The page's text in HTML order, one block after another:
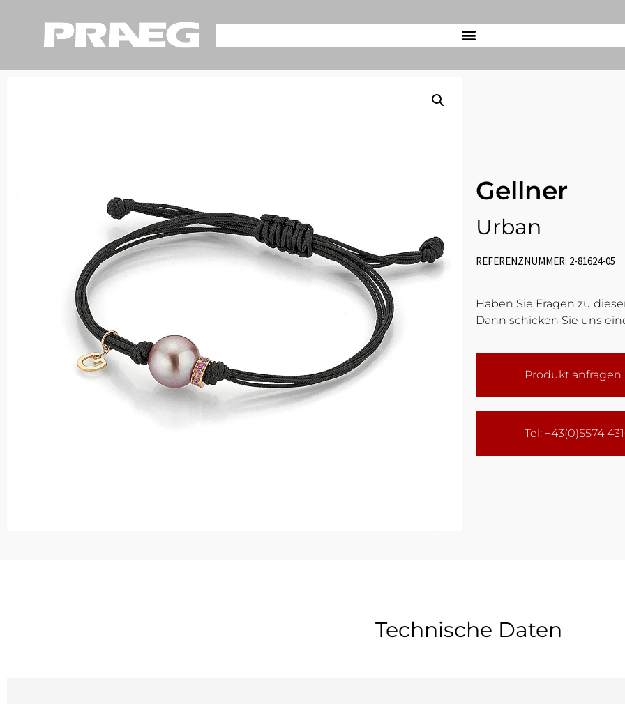
Gellner
Urban
REFERENZNUMMER: 2-81624-05
Haben Sie Fragen zu
Dann schicken Sie uns
Produkt anfragen
Tel: +43(0)5574
Technische Daten